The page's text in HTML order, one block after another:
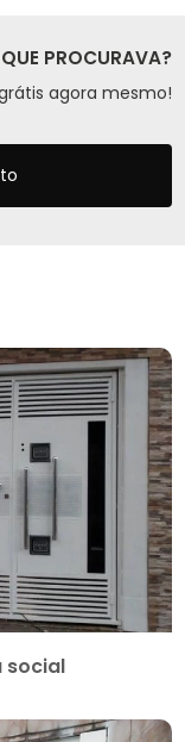
PROCURAVA?
agora mesmo!
social